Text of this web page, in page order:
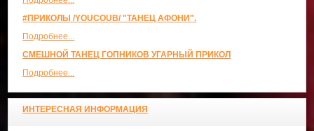
#ПРИКОЛЫ /YOUCOUB/ "ТАНЕЦ АФОНИ".
Подробнее...
СМЕШНОЙ ТАНЕЦ ГОПНИКОВ УГАРНЫЙ ПРИКОЛ
Подробнее...
ИНТЕРЕСНАЯ ИНФОРМАЦИЯ